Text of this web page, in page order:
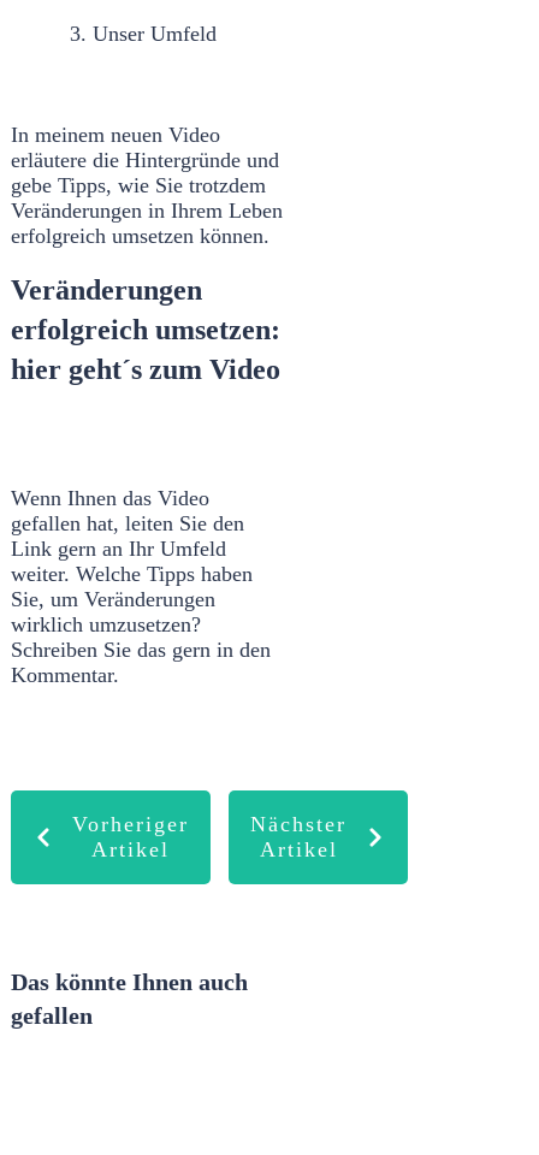
3. Unser Umfeld
In meinem neuen Video
erläutere die Hintergründe und
gebe Tipps, wie Sie trotzdem
Veränderungen in Ihrem Leben
erfolgreich umsetzen können.
Veränderungen
erfolgreich umsetzen:
hier geht´s zum Video
Wenn Ihnen das Video
gefallen hat, leiten Sie den
Link gern an Ihr Umfeld
weiter. Welche Tipps haben
Sie, um Veränderungen
wirklich umzusetzen?
Schreiben Sie das gern in den
Kommentar.
Vorheriger
Artikel
Nächster
Artikel
Das könnte Ihnen auch
gefallen